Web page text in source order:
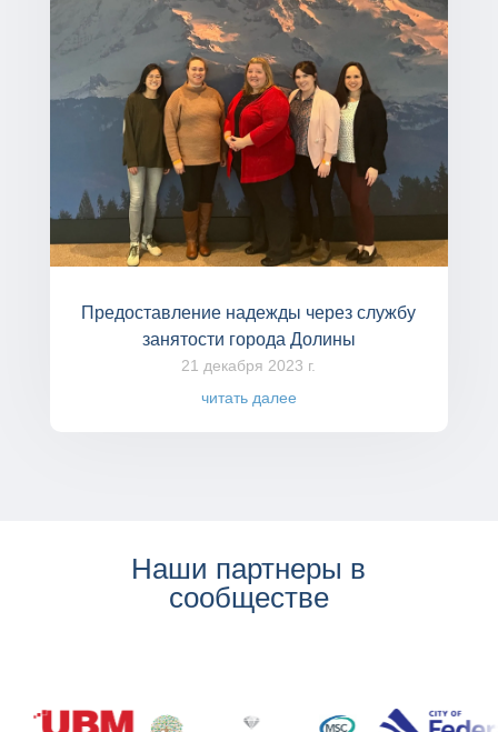
Предоставление надежды через службу
занятости города Долины
21 декабря 2023 г.
читать далее
Наши партнеры в
сообществе